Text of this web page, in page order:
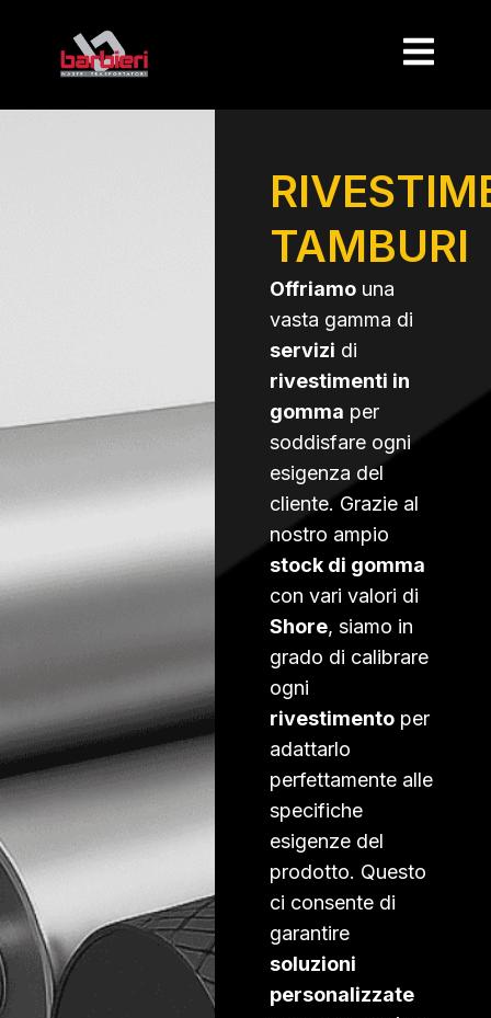
TAMBURI
Offriamouna
vasta gamma di
servizi di
rivestimenti in
gomma per
soddisfare ogni
esigenza del
cliente. Grazie al
nostro ampio
stock di gomma
con vari valori di
Shore, siamo in
grado di calibrare
ogni
rivestimentoper
adattarlo
perfettamente alle
specifiche
esigenze del
prodotto. Questo
ci consente di
garantire
soluzioni
personalizzate